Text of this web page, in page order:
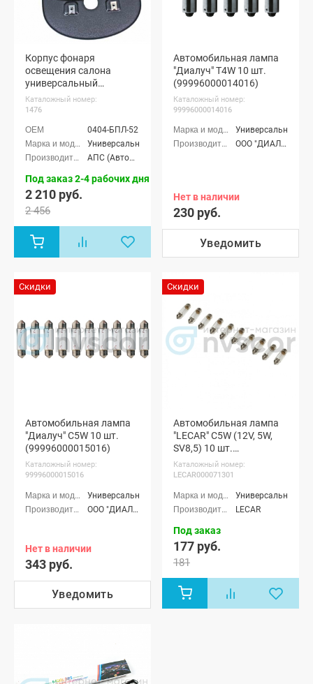
Корпус фонаря
освещения салона
универсальный
(pg1476)
Каталожный номер:
1476
0404-БПЛ-52
Универсальные
АПС (АвтоПолимерСервис) г. Тольятти
Под заказ 2-4 рабочих дня
2 210 руб.
2 456
Автомобильная лампа
"Диалуч" T4W 10 шт.
(99996000014016)
Каталожный номер:
99996000014016
Универсальные
ООО "ДИАЛАЙТ ГРУПП" г. Москва
Нет в наличии
230 руб.
Уведомить
Скидки
Автомобильная лампа
"Диалуч" C5W 10 шт.
(99996000015016)
Каталожный номер:
99996000015016
Универсальные
ООО "ДИАЛАЙТ ГРУПП" г. Москва
Нет в наличии
343 руб.
Уведомить
Скидки
Автомобильная лампа
"LECAR" C5W (12V, 5W,
SV8,5) 10 шт.
(LECAR000071301)
Каталожный номер:
LECAR000071301
Универсальные
LECAR
Под заказ
177 руб.
181